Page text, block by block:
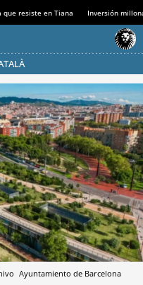
que resiste en Tiana Inversión
Ayuntamiento de Barcelona